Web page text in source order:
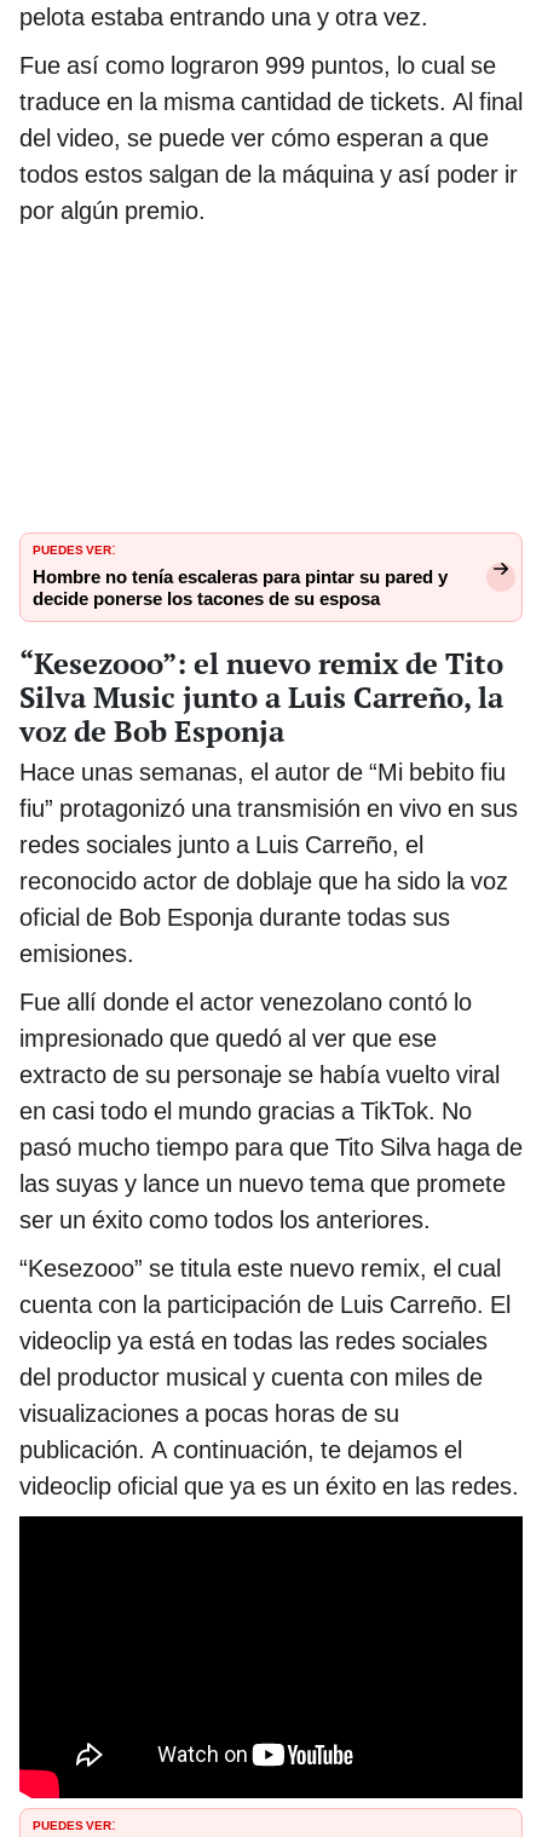
pelota estaba entrando una y otra vez.
Fue así como lograron 999 puntos, lo cual se
traduce en la misma cantidad de tickets. Al final
del video, se puede ver cómo esperan a que
todos estos salgan de la máquina y así poder ir
por algún premio.
PUEDES VER:
Hombre no tenía escaleras para pintar su pared y
decide ponerse los tacones de su esposa
“Kesezooo”: el nuevo remix de Tito
Silva Music junto a Luis Carreño, la
voz de Bob Esponja
Hace unas semanas, el autor de “Mi bebito fiu
fiu” protagonizó una transmisión en vivo en sus
redes sociales junto a Luis Carreño, el
reconocido actor de doblaje que ha sido la voz
oficial de Bob Esponja durante todas sus
emisiones.
Fue allí donde el actor venezolano contó lo
impresionado que quedó al ver que ese
extracto de su personaje se había vuelto viral
en casi todo el mundo gracias a TikTok. No
pasó mucho tiempo para que Tito Silva haga de
las suyas y lance un nuevo tema que promete
ser un éxito como todos los anteriores.
“Kesezooo” se titula este nuevo remix, el cual
cuenta con la participación de Luis Carreño. El
videoclip ya está en todas las redes sociales
del productor musical y cuenta con miles de
visualizaciones a pocas horas de su
publicación. A continuación, te dejamos el
videoclip oficial que ya es un éxito en las redes.
PUEDES VER: